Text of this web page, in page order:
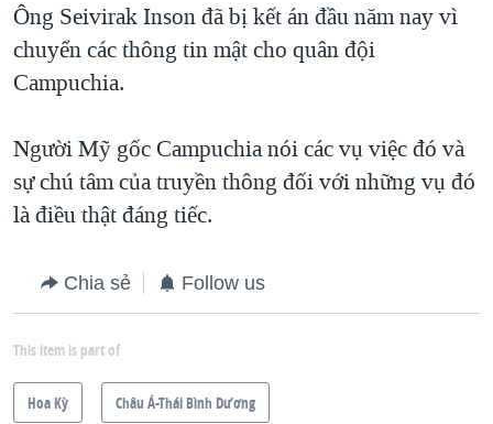
Ông Seivirak Inson đã bị kết án đầu năm nay vì
chuyển các thông tin mật cho quân đội
Campuchia.
Người Mỹ gốc Campuchia nói các vụ việc đó và
sự chú tâm của truyền thông đối với những vụ đó
là điều thật đáng tiếc.
Chia sẻ Follow us
This item is part of
Hoa Kỳ Châu Á-Thái Bình Dương